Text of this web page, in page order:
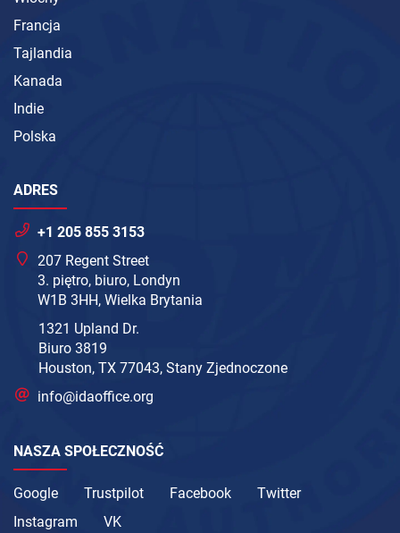
Francja
Tajlandia
Kanada
Indie
Polska
ADRES
+1 205 855 3153
207 Regent Street
3. piętro, biuro, Londyn
W1B 3HH, Wielka Brytania
1321 Upland Dr.
Biuro 3819
Houston, TX 77043, Stany Zjednoczone
info@idaoffice.org
NASZA SPOŁECZNOŚĆ
Google Trustpilot Facebook
Twitter
Instagram
VK